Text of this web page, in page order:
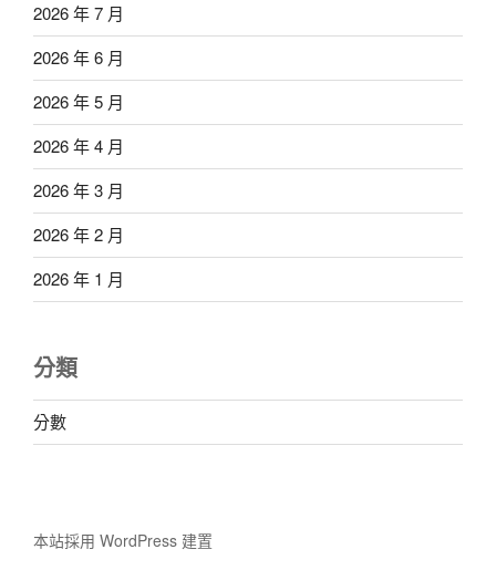
2026 年 7 月
2026 年 6 月
2026 年 5 月
2026 年 4 月
2026 年 3 月
2026 年 2 月
2026 年 1 月
分類
分數
本站採用 WordPress 建置